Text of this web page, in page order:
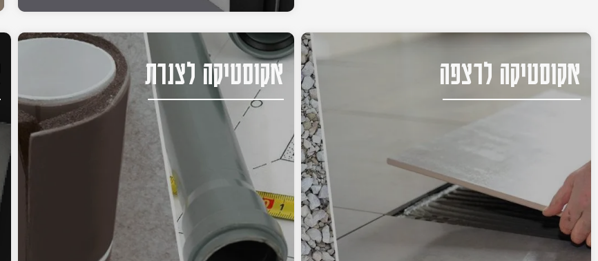
אקוסטיקה לרצפה אקוסטיקה לצנרת